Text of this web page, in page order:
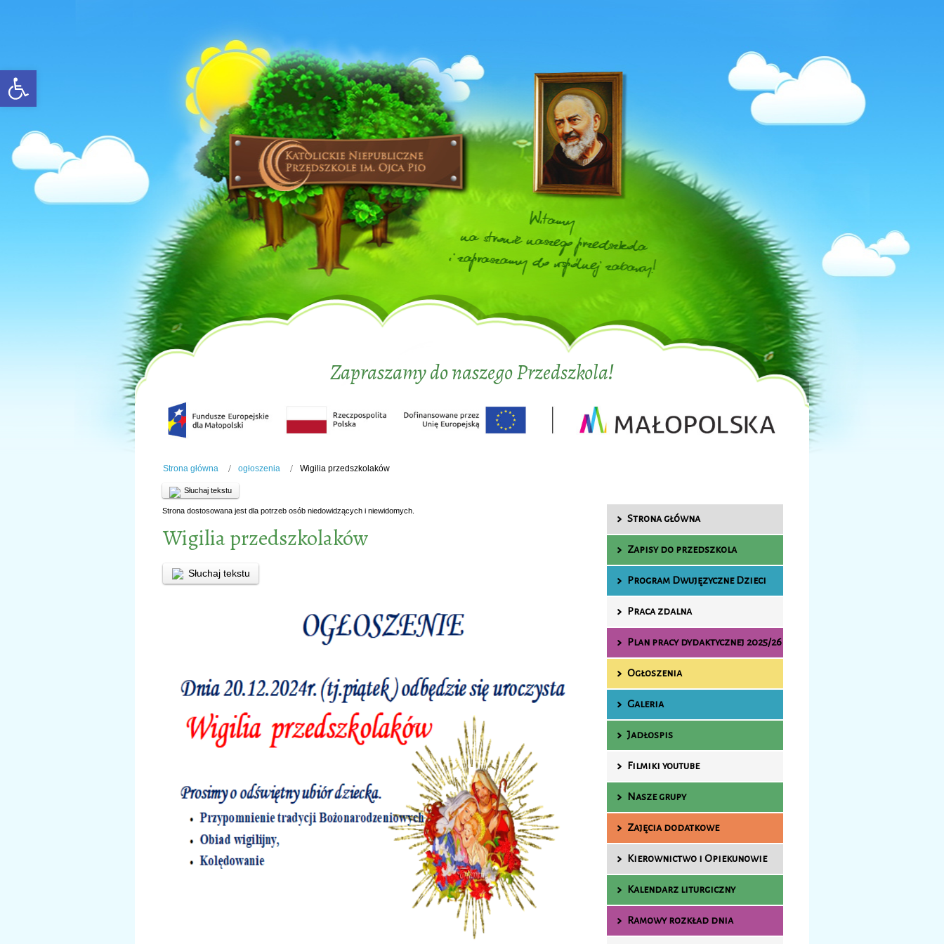
Open toolbar
Zapraszamy do naszego Przedszkola!
Strona główna ogłoszenia Wigilia przedszkolaków
Słuchaj tekstu
Strona dostosowana jest dla potrzeb osób niedowidzących i niewidomych.
Wigilia przedszkolaków
Słuchaj tekstu
Strona główna
Zapisy do przedszkola
Program Dwujęzyczne Dzieci
Praca zdalna
Plan pracy dydaktycznej 2025/26
Ogłoszenia
Galeria
Jadłospis
Filmiki youtube
Nasze grupy
Zajęcia dodatkowe
Kierownictwo i Opiekunowie
Kalendarz liturgiczny
Ramowy rozkład dnia